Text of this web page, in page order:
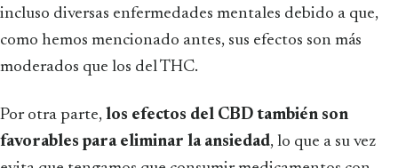
incluso diversas enfermedades mentales debido a que,
como hemos mencionado antes, sus efectos son más
moderados que los del THC.
Por otra parte, los efectos del CBD también son
favorables para eliminar la ansiedad, lo que a su vez